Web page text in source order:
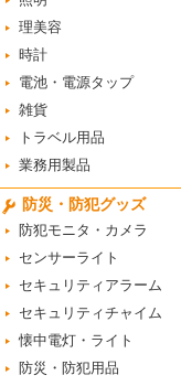
理美容
時計
電池・電源タップ
雑貨
トラベル用品
業務用製品
防災・防犯グッズ
防犯モニタ・カメラ
センサーライト
セキュリティアラーム
セキュリティチャイム
懐中電灯・ライト
防災・防犯用品